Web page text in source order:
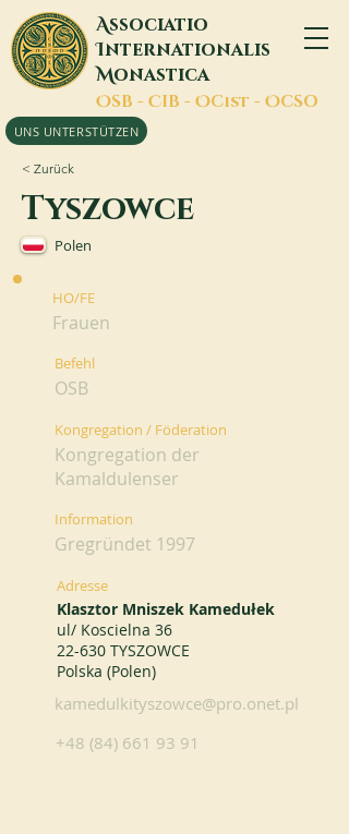
Associatio
Internationalis
Monastica
OSB - CIB - OCist - OCSO
UNS UNTERSTÜTZEN
< Zurück
Tyszowce
Polen
HO/FE
Frauen
Befehl
OSB
Kongregation / Föderation
Kongregation der
Kamaldulenser
Information
Gregründet 1997
Adresse
Klasztor Mniszek Kamedułek
ul/ Koscielna 36
22-630 TYSZOWCE
Polska (Polen)
kamedulkityszowce@pro.onet.pl
+48 (84) 661 93 91